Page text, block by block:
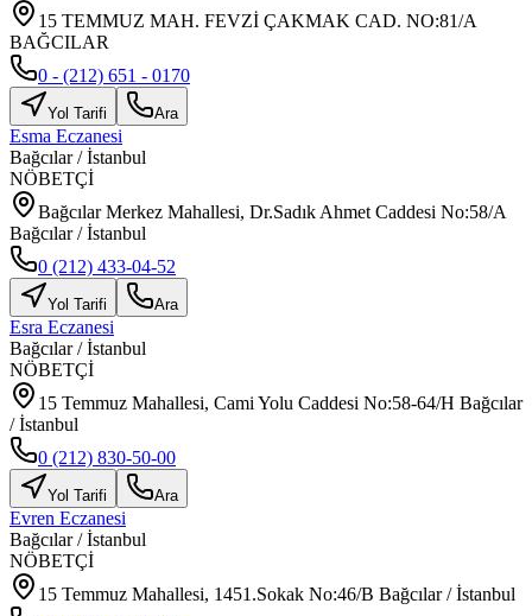
15 TEMMUZ MAH. FEVZİ ÇAKMAK CAD. NO:81/A
BAĞCILAR
0 - (212) 651 - 0170
Yol Tarifi Ara
Esma Eczanesi
Bağcılar/İstanbul
NÖBETÇİ
Bağcılar Merkez Mahallesi, Dr.Sadık Ahmet Caddesi No:58/A
Bağcılar / İstanbul
0 (212) 433-04-52
Yol Tarifi Ara
Esra Eczanesi
Bağcılar/İstanbul
NÖBETÇİ
15 Temmuz Mahallesi, Cami Yolu Caddesi No:58-64/H Bağcılar
/ İstanbul
0 (212) 830-50-00
Yol Tarifi Ara
Evren Eczanesi
Bağcılar/İstanbul
NÖBETÇİ
15 Temmuz Mahallesi, 1451.Sokak No:46/B Bağcılar / İstanbul